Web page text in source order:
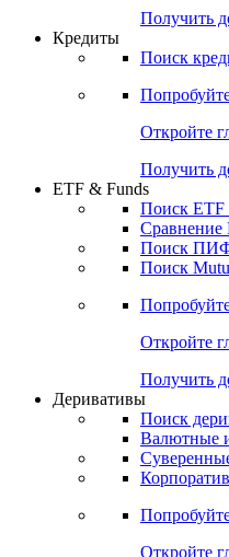
Откройте
Получить
Кредиты
Поиск
Откройте
Получить
ETF & Funds
Поиск ETF
Сравнение
Поиск
Поиск
Откройте
Получить
Деривативы
Поиск
Валютные